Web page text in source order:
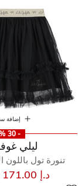
إضافة
- 30 %
ليلي
تنورة تول باللون
د.إ 171.00